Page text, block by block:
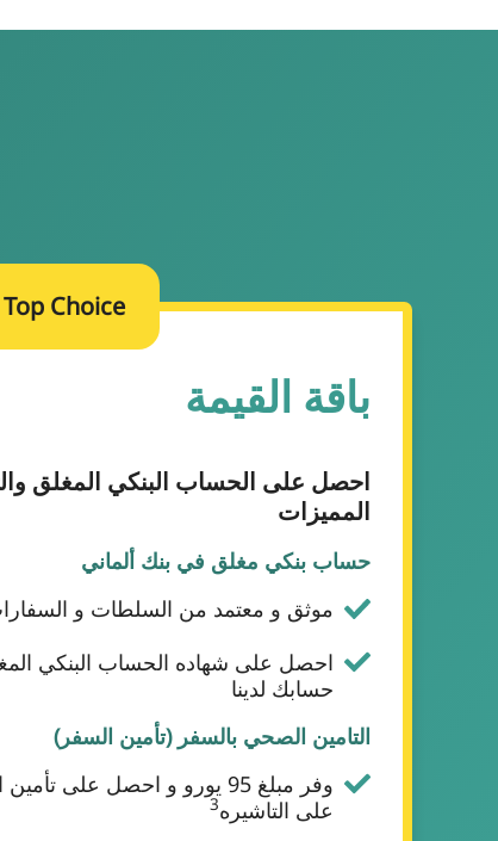
Top Choice
باقة القيمة
احصل على الحساب البنكي المغلق
المميزات
حساب بنكي مغلق في بنك ألماني
موثق و معتمد من السلطات و السفارات
احصل على شهاده الحساب البنكي
حسابك لدينا
التامين الصحي بالسفر (تأمين السفر)
وفر مبلغ 95 يورو و احصل على
على التاشيره3